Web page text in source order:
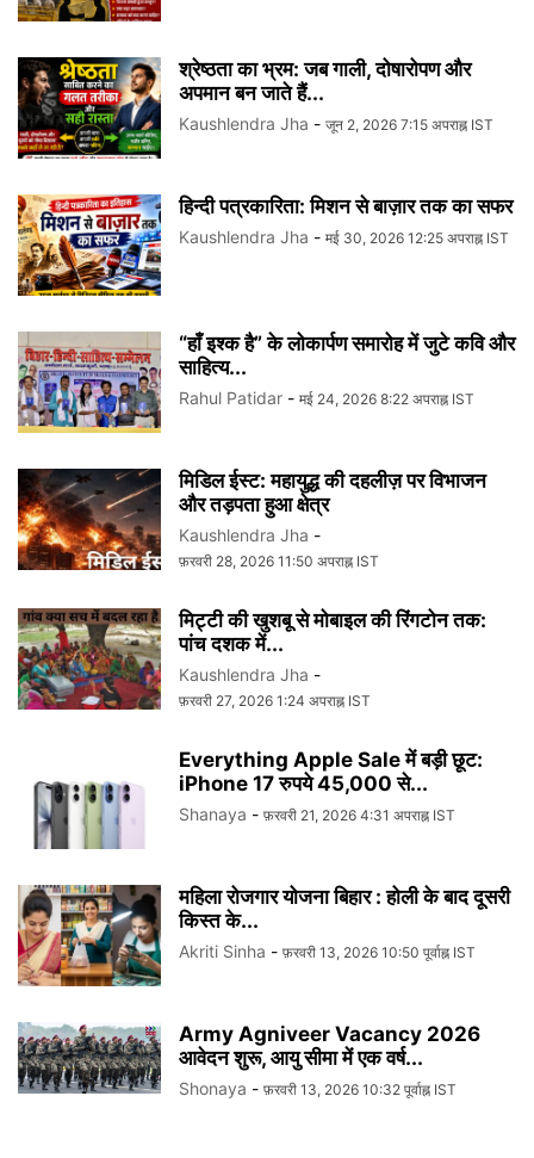
श्रेष्ठता का भ्रम: जब गाली, दोषारोपण और
अपमान बन जाते हैं...
Kaushlendra Jha - जून 2, 2026 7:15 अपराह्न IST
हिन्दी पत्रकारिता: मिशन से बाज़ार तक का सफर
Kaushlendra Jha - मई 30, 2026 12:25 अपराह्न IST
“हाँ इश्क है” के लोकार्पण समारोह में जुटे कवि और
साहित्य...
Rahul Patidar - मई 24, 2026 8:22 अपराह्न IST
मिडिल ईस्ट: महायुद्ध की दहलीज़ पर विभाजन
और तड़पता हुआ क्षेत्र
Kaushlendra Jha -
फ़रवरी 28, 2026 11:50 अपराह्न IST
मिट्टी की खुशबू से मोबाइल की रिंगटोन तक:
पांच दशक में...
Kaushlendra Jha -
फ़रवरी 27, 2026 1:24 अपराह्न IST
Everything Apple Sale में बड़ी छूट:
iPhone 17 रुपये 45,000 से...
Shanaya - फ़रवरी 21, 2026 4:31 अपराह्न IST
महिला रोजगार योजना बिहार : होली के बाद दूसरी
किस्त के...
Akriti Sinha - फ़रवरी 13, 2026 10:50 पूर्वाह्न IST
Army Agniveer Vacancy 2026
आवेदन शुरू, आयु सीमा में एक वर्ष...
Shonaya - फ़रवरी 13, 2026 10:32 पूर्वाह्न IST